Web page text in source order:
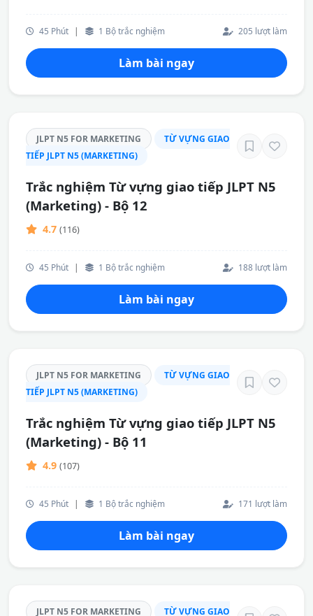
45 Phút | 1 Bộ trắc nghiệm 205 lượt làm
Làm bài ngay
JLPT N5 FOR MARKETING
TỪ VỰNG GIAO
TIẾP JLPT N5 (MARKETING)
Trắc nghiệm Từ vựng giao tiếp JLPT N5
(Marketing) - Bộ 12
4.7 (116)
45 Phút | 1 Bộ trắc nghiệm 188 lượt làm
Làm bài ngay
JLPT N5 FOR MARKETING
TỪ VỰNG GIAO
TIẾP JLPT N5 (MARKETING)
Trắc nghiệm Từ vựng giao tiếp JLPT N5
(Marketing) - Bộ 11
4.9 (107)
45 Phút | 1 Bộ trắc nghiệm 171 lượt làm
Làm bài ngay
JLPT N5 FOR MARKETING TỪ VỰNG GIAO